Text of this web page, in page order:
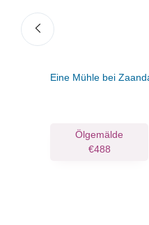
Eine Mühle bei
Ölgemälde
€488